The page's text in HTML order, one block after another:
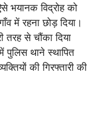
भयानक विद्रोह को
में रहना छोड़ दिया।
तरह से चौंका दिया
पुलिस थाने स्थापित
की गिरफ्तारी की